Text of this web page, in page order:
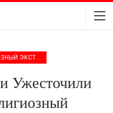
Ужесточили